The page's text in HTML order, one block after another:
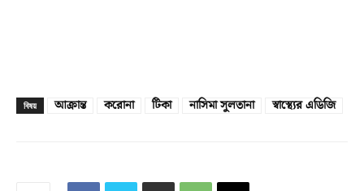
বিষয় আক্রান্ত করোনা টিকা নাসিমা সুলতানা স্বাস্থ্যের এডিজি